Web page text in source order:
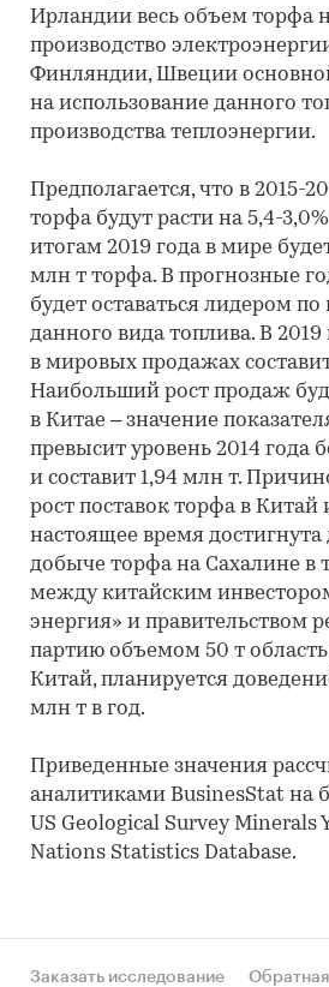
Ирландии весь объем торфа
производство
Финляндии, Швеции
на использование данного
производства теплоэнергии.
Предполагается, что в 2015-
торфа будут расти на 5,4-
итогам 2019 года в мире
млн т торфа. В прогнозные
будет оставаться лидером
данного вида топлива. В
в мировых продажах
Наибольший рост продаж
в Китае – значение
превысит уровень 2014 года
и составит 1,94 млн т.
рост поставок торфа в Китай
настоящее время достигнута
добыче торфа на Сахалине в
между китайским
энергия» и правительством
партию объемом 50 т
Китай, планируется
млн т в год.
Приведенные значения
аналитиками BusinesStat на
US Geological Survey Minerals
Nations Statistics Database.
Заказать исследование
Обратная